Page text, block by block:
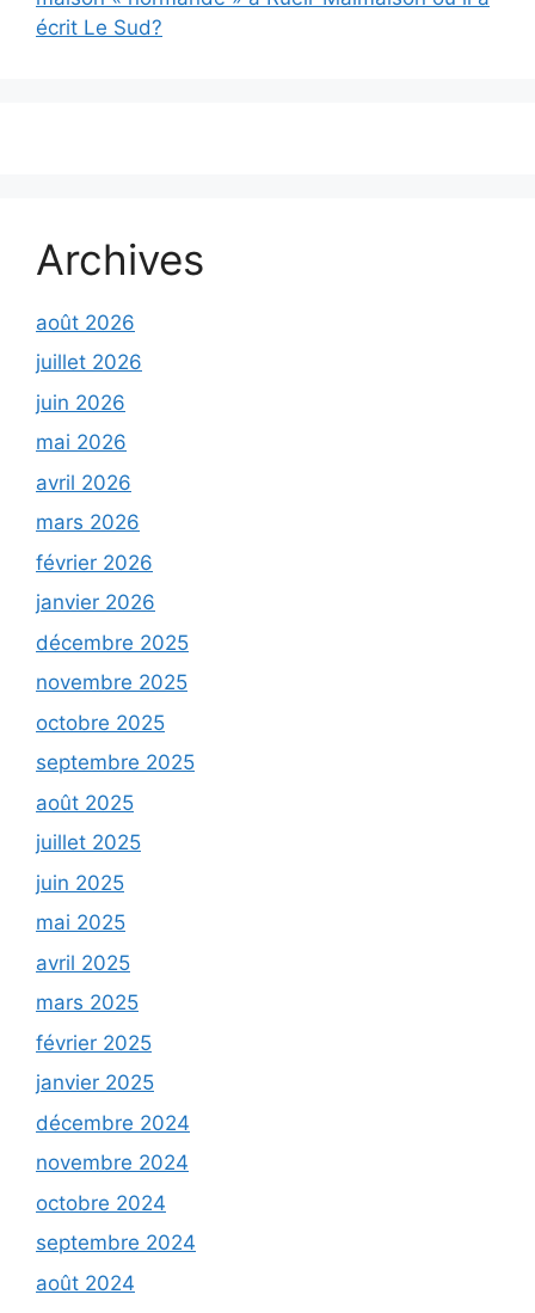
écrit Le Sud?
Archives
août 2026
juillet 2026
juin 2026
mai 2026
avril 2026
mars 2026
février 2026
janvier 2026
décembre 2025
novembre 2025
octobre 2025
septembre 2025
août 2025
juillet 2025
juin 2025
mai 2025
avril 2025
mars 2025
février 2025
janvier 2025
décembre 2024
novembre 2024
octobre 2024
septembre 2024
août 2024